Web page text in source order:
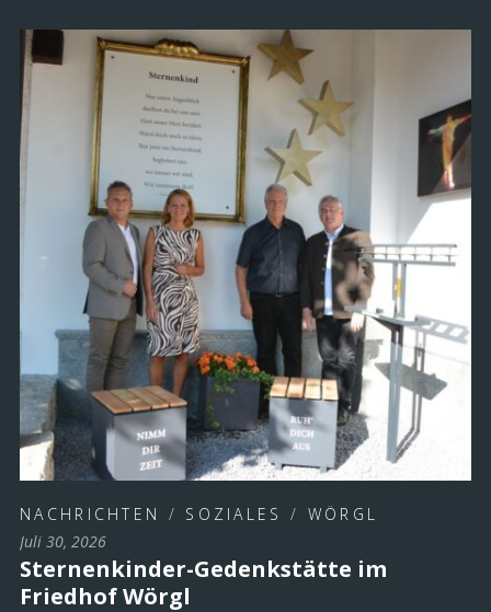
NACHRICHTEN / SOZIALES / WÖRGL
Juli 30, 2026
Sternenkinder-Gedenkstätte im
Friedhof Wörgl